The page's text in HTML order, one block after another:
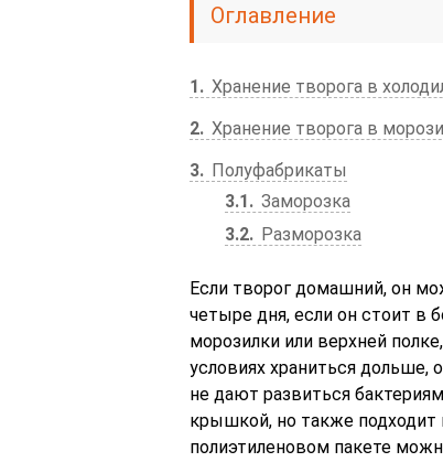
Оглавление
1
Хранение творога в
2 Хранение творога в
3
Полуфабрикаты
3.1
Заморозка
3.2
Разморозка
Если творог домашний, он
четыре дня, если он стоит в
морозилки или верхней
условиях храниться дольше,
не дают развиться
крышкой, но также подходит
полиэтиленовом пакете